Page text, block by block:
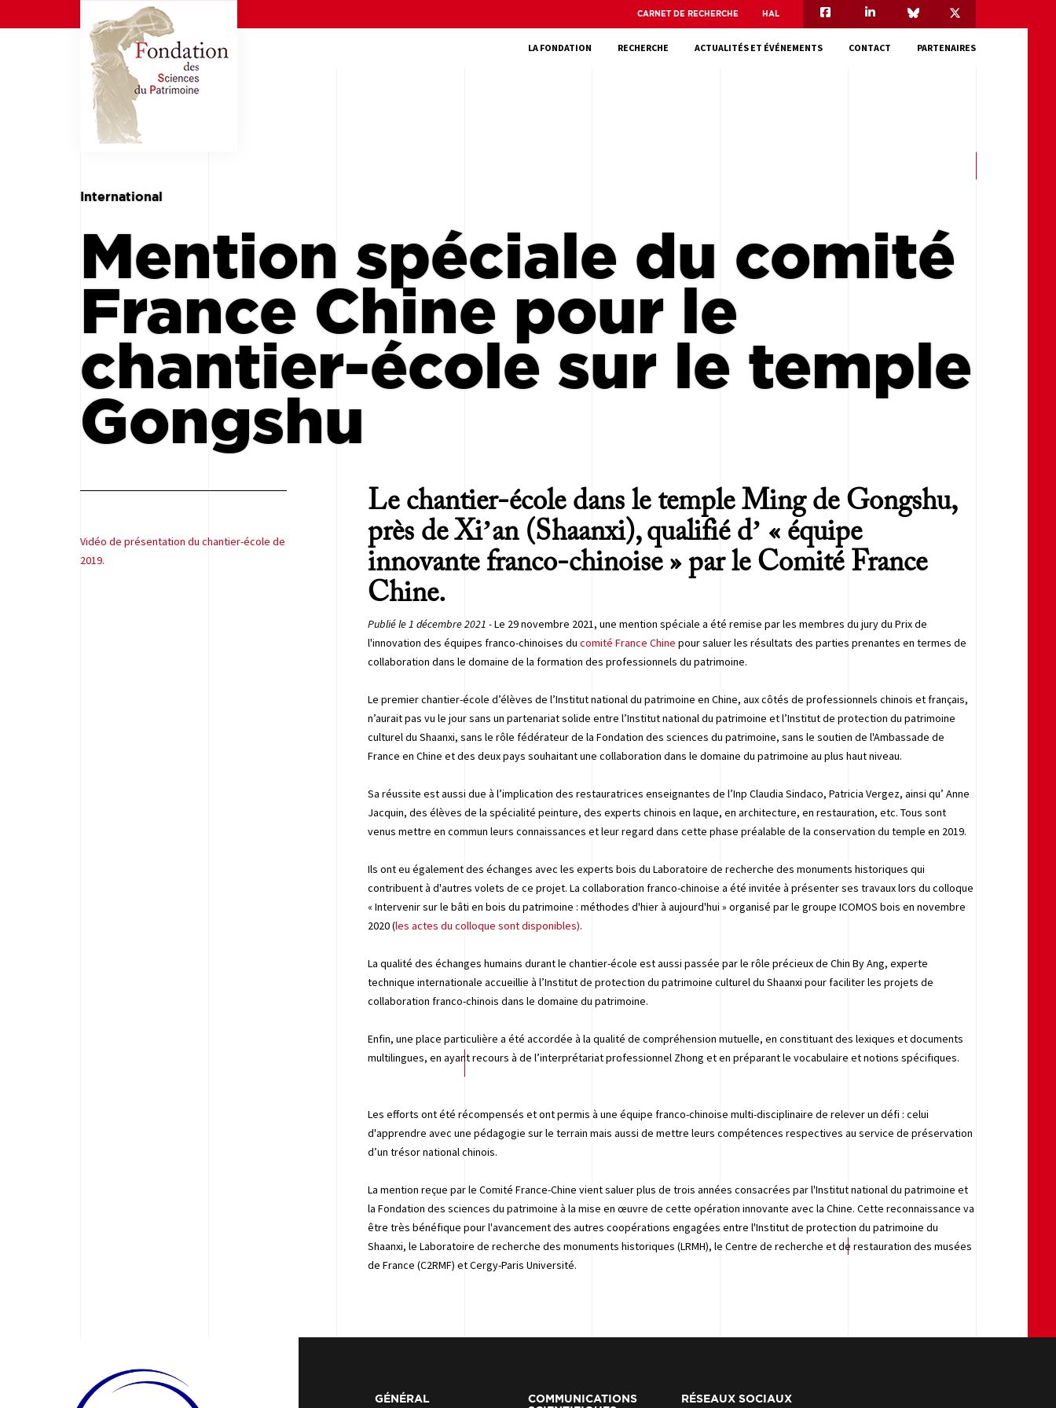
CARNET DE RECHERCHE HAL
LA FONDATION RECHERCHE ACTUALITÉS ET ÉVÉNEMENTS CONTACT PARTENAIRES
International
Mention spéciale du comité
France Chine pour le
chantier-école sur le temple
Gongshu
Vidéo de présentation du chantier-école de
2019.
Le chantier-école dans le temple Ming de Gongshu,
près de Xi’an (Shaanxi), qualifié d’ « équipe
innovante franco-chinoise » par le Comité France
Chine.
Publié le 1 décembre 2021 -Le 29 novembre 2021, une mention spéciale a été remise par les membres du jury du Prix de
l'innovation des équipes franco-chinoises du comité France Chine pour saluer les résultats des parties prenantes en termes de
collaboration dans le domaine de la formation des professionnels du patrimoine.
Le premier chantier-école d’élèves de l’Institut national du patrimoine en Chine, aux côtés de professionnels chinois et français,
n’aurait pas vu le jour sans un partenariat solide entre l’Institut national du patrimoine et l’Institut de protection du patrimoine
culturel du Shaanxi, sans le rôle fédérateur de la Fondation des sciences du patrimoine, sans le soutien de l'Ambassade de
France en Chine et des deux pays souhaitant une collaboration dans le domaine du patrimoine au plus haut niveau.
Sa réussite est aussi due à l’implication des restauratrices enseignantes de l’Inp Claudia Sindaco, Patricia Vergez, ainsi qu’ Anne
Jacquin, des élèves de la spécialité peinture, des experts chinois en laque, en architecture, en restauration, etc. Tous sont
venus mettre en commun leurs connaissances et leur regard dans cette phase préalable de la conservation du temple en 2019.
Ils ont eu également des échanges avec les experts bois du Laboratoire de recherche des monuments historiques qui
contribuent à d'autres volets de ce projet. La collaboration franco-chinoise a été invitée à présenter ses travaux lors du colloque
« Intervenir sur le bâti en bois du patrimoine : méthodes d'hier à aujourd'hui » organisé par le groupe ICOMOS bois en novembre
2020 (les actes du colloque sont disponibles).
La qualité des échanges humains durant le chantier-école est aussi passée par le rôle précieux de Chin By Ang, experte
technique internationale accueillie à l’Institut de protection du patrimoine culturel du Shaanxi pour faciliter les projets de
collaboration franco-chinois dans le domaine du patrimoine.
Enfin, une place particulière a été accordée à la qualité de compréhension mutuelle, en constituant des lexiques et documents
multilingues, en ayant recours à de l’interprétariat professionnel Zhong et en préparant le vocabulaire et notions spécifiques.
Les efforts ont été récompensés et ont permis à une équipe franco-chinoise multi-disciplinaire de relever un défi : celui
d'apprendre avec une pédagogie sur le terrain mais aussi de mettre leurs compétences respectives au service de préservation
d’un trésor national chinois.
La mention reçue par le Comité France-Chine vient saluer plus de trois années consacrées par l'Institut national du patrimoine et
la Fondation des sciences du patrimoine à la mise en œuvre de cette opération innovante avec la Chine. Cette reconnaissance va
être très bénéfique pour l'avancement des autres coopérations engagées entre l'Institut de protection du patrimoine du
Shaanxi, le Laboratoire de recherche des monuments historiques (LRMH), le Centre de recherche et de restauration des musées
de France (C2RMF) et Cergy-Paris Université.
GÉNÉRAL
COMMUNICATIONS
RÉSEAUX SOCIAUX